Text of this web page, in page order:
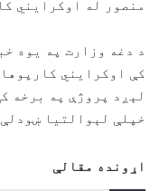
منصور له اوکرایني
د دغه وزارت په یوه
کې اوکرایني
لېږد پروژې په برخه
خپلې لېوالتیا
اړونده مقالې